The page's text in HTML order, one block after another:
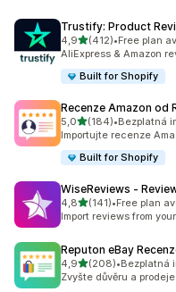
Trustify: Product
4,9z 5 hvězd
(412)
Celkový počet recenzí:
•Free plan
AliExpress & Amazon
Built for Shopify
Recenze Amazon od
5,0z 5 hvězd
(184)
Celkový počet recenzí:
•Bezplatná
Importujte recenze
Built for Shopify
WiseReviews ‑
4,8z 5 hvězd
(141)
Celkový počet recenzí:
•Free plan
Import reviews from
Reputon eBay
4,9z 5 hvězd
(208)
Celkový počet recenzí:
•Bezplatná
Zvyšte důvěru a